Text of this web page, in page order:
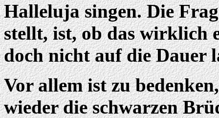
Halleluja singen. Die
stellt, ist, ob das wirklich
doch nicht auf die Dauer
Vor allem ist zu
wieder die schwarzen